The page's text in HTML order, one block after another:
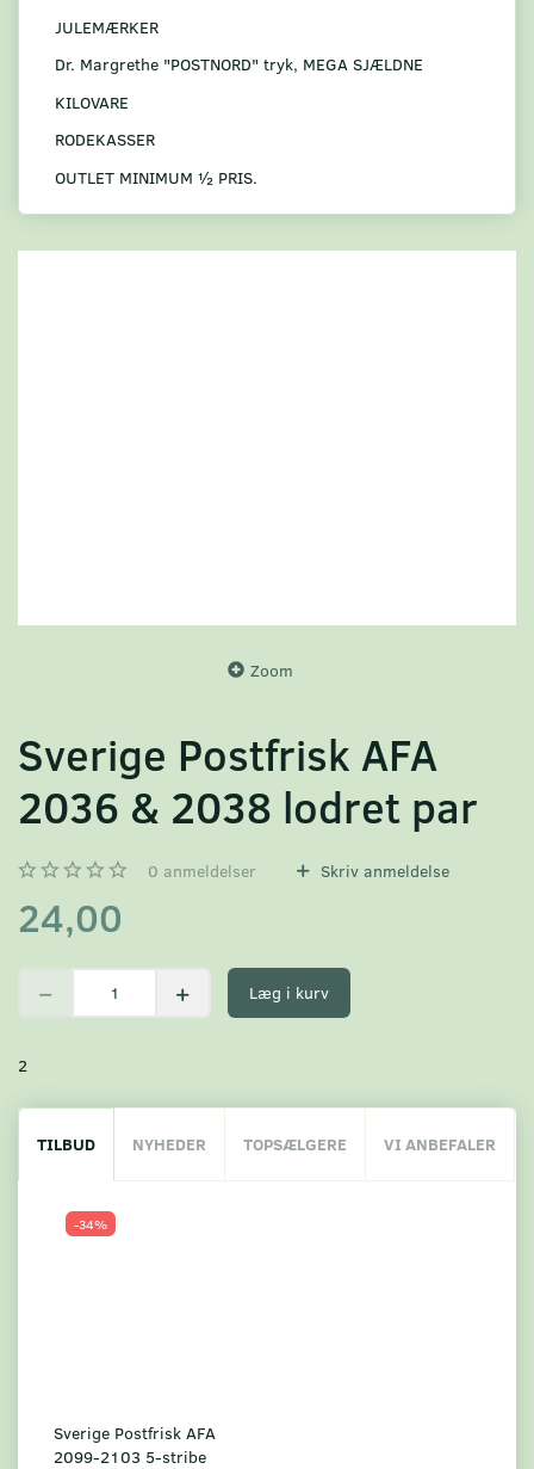
JULEMÆRKER
Dr. Margrethe "POSTNORD" tryk, MEGA SJÆLDNE
KILOVARE
RODEKASSER
OUTLET MINIMUM ½ PRIS.
Zoom
Sverige Postfrisk AFA
2036 & 2038 lodret par
0 anmeldelser Skriv anmeldelse
24,00
Læg i kurv
2
TILBUD NYHEDER TOPSÆLGERE VI ANBEFALER
-34%
Sverige Postfrisk AFA
2099-2103 5-stribe